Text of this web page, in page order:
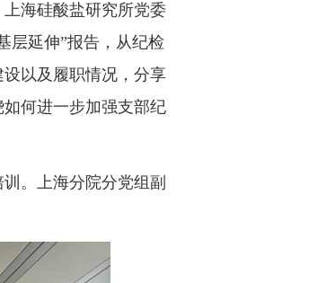
海硅酸盐研究所党委
层延伸”报告，从纪检
以及履职情况，分享
何进一步加强支部纪
。上海分院分党组副